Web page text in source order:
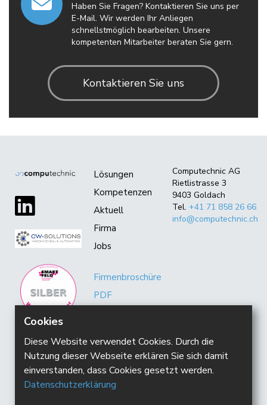
Haben Sie Fragen? Kontaktieren Sie uns per
E-Mail. Wir werden Ihr Anliegen
schnellstmöglich bearbeiten. Unsere
kompetenten Mitarbeiter beraten Sie gern.
Kontaktieren Sie uns
Lösungen
Kompetenzen
Aktuell
Firma
Jobs
Firmenbroschüre
PDF
Computechnic AG
Rietlistrasse 3
9403 Goldach
Tel. +41 71 858 26 66
info@computechnic.ch
Cookies
Diese Website verwendet Cookies. Durch die
Nutzung dieser Webseite erklären Sie sich damit
einverstanden, dass Cookies gesetzt werden.
Datenschutzerklärung